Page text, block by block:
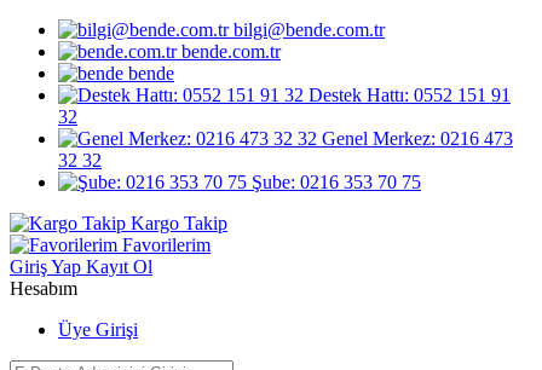
bilgi@bende.com.tr
bende.com.tr
bende
Destek Hattı: 0552 151 91
32
Genel Merkez: 0216 473
32 32
Şube: 0216 353 70 75
Kargo Takip
Favorilerim
Giriş Yap Kayıt Ol
Hesabım
Üye Girişi